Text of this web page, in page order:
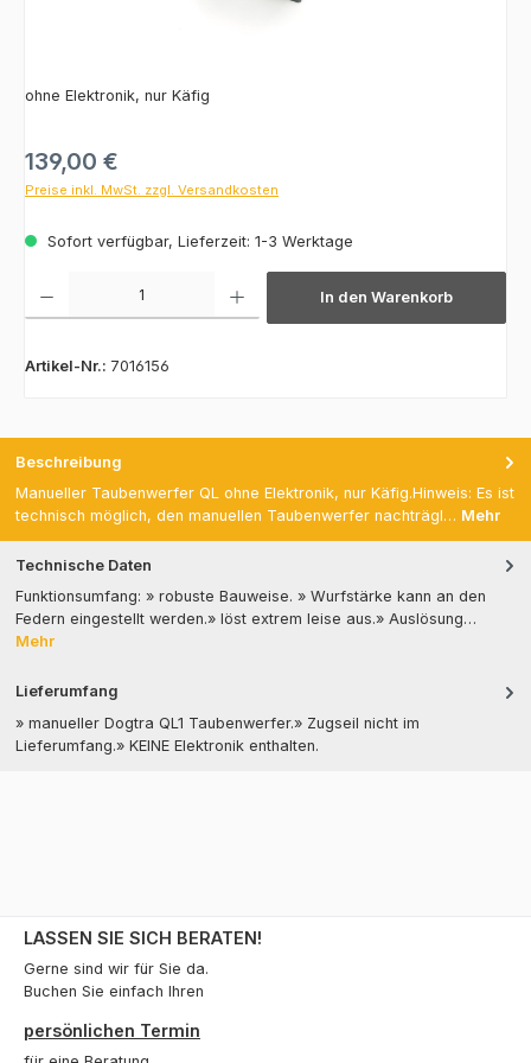
ohne Elektronik, nur Käfig
Regulärer Preis:
139,00 €
Preise inkl. MwSt. zzgl. Versandkosten
Sofort verfügbar, Lieferzeit: 1-3 Werktage
In den Warenkorb
Artikel-Nr.: 7016156
Beschreibung
Manueller Taubenwerfer QL ohne Elektronik, nur Käfig.Hinweis: Es ist
technisch möglich, den manuellen Taubenwerfer nachträgl… Mehr
Technische Daten
Funktionsumfang: » robuste Bauweise. » Wurfstärke kann an den
Federn eingestellt werden.» löst extrem leise aus.» Auslösung…
Mehr
Lieferumfang
» manueller Dogtra QL1 Taubenwerfer.» Zugseil nicht im
Lieferumfang.» KEINE Elektronik enthalten.
LASSEN SIE SICH BERATEN!
Gerne sind wir für Sie da.
Buchen Sie einfach Ihren
persönlichen Termin